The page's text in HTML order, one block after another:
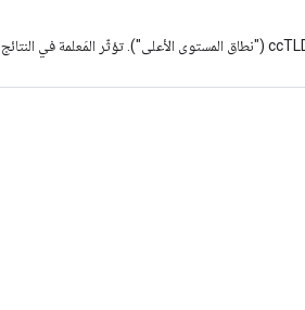
اختياريّ. رمز المنطقة رمز المنطقة، ويتم تحديده كقيمة من حرفين ccTLD ("نطاق المستوى الأعلى"). تؤثّر المَعلمة في النتائج